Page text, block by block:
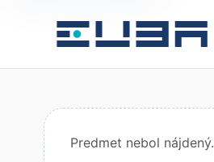
Predmet nebol nájdený.